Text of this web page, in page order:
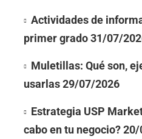
Actividades de
primer grado31/07/
Muletillas: Qué son,
usarlas29/07/2026
Estrategia USP
cabo en tu negocio?20/